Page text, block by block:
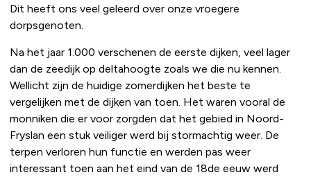
Dit heeft ons veel geleerd over onze vroegere
dorpsgenoten.
Na het jaar 1.000 verschenen de eerste dijken, veel lager
dan de zeedijk op deltahoogte zoals we die nu kennen.
Wellicht zijn de huidige zomerdijken het beste te
vergelijken met de dijken van toen. Het waren vooral de
monniken die er voor zorgden dat het gebied in Noord-
Fryslan een stuk veiliger werd bij stormachtig weer. De
terpen verloren hun functie en werden pas weer
interessant toen aan het eind van de 18de eeuw werd